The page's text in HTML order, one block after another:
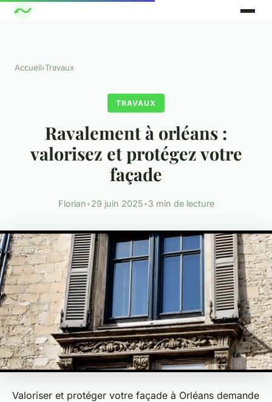
Accueil›Travaux
TRAVAUX
Ravalement à orléans :
valorisez et protégez votre
façade
Florian•29 juin 2025•3 min de lecture
Valoriser et protéger votre façade à Orléans demande